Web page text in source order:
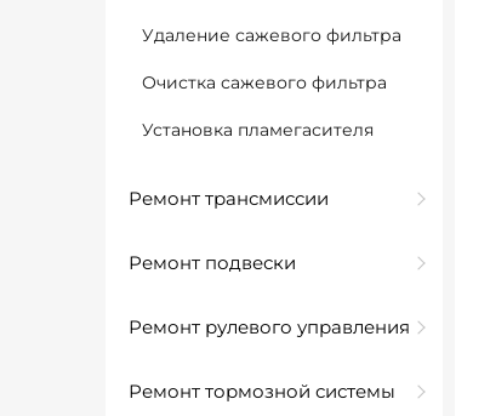
Удаление сажевого фильтра
Очистка сажевого фильтра
Установка пламегасителя
Ремонт трансмиссии
Ремонт подвески
Ремонт рулевого управления
Ремонт тормозной системы